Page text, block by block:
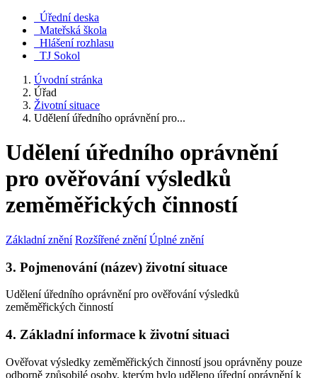
Úřední deska
Mateřská škola
Hlášení rozhlasu
TJ Sokol
Úvodní stránka
Úřad
Životní situace
Udělení úředního oprávnění pro...
Udělení úředního oprávnění
pro ověřování výsledků
zeměměřických činností
Základní znění Rozšířené znění Úplné znění
3. Pojmenování (název) životní situace
Udělení úředního oprávnění pro ověřování výsledků
zeměměřických činností
4. Základní informace k životní situaci
Ověřovat výsledky zeměměřických činností jsou oprávněny pouze
odborně způsobilé osoby, kterým bylo uděleno úřední oprávnění k